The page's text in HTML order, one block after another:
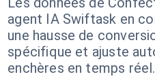
agent IA Swiftask en
une hausse de
spécifique et ajuste
enchères en temps réel.